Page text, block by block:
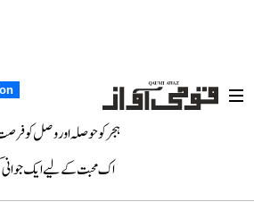
ہجر کو حوصلہ اور وصل کو
اک محبت کے لیے ایک